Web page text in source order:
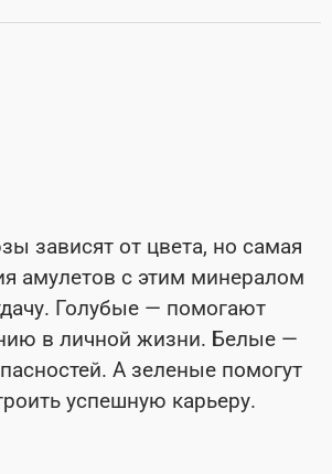
зависят от цвета, но самая
амулетов с этим минералом
Голубые — помогают
в личной жизни. Белые —
А зеленые помогут
успешную карьеру.